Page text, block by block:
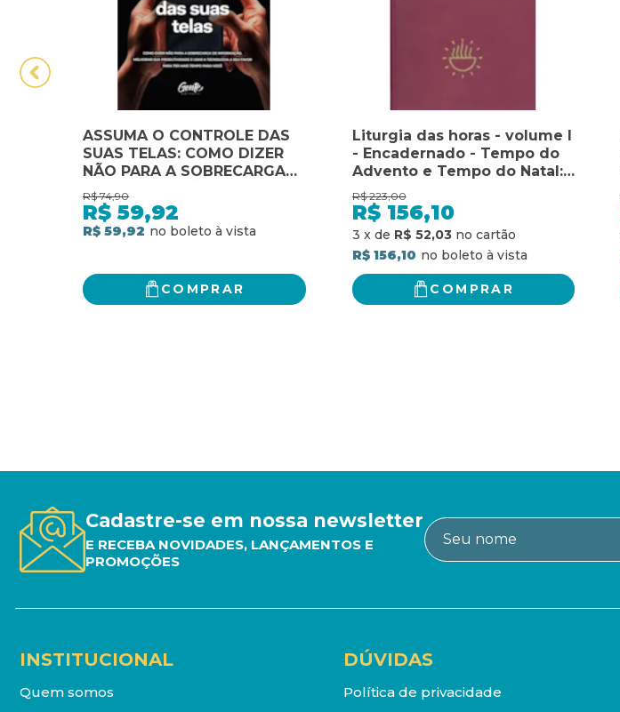
ASSUMA O CONTROLE DAS
SUAS TELAS: COMO DIZER
NÃO PARA A SOBRECARGA
DE INFORMAÇÃO, MELHORAR
A PRODUTIVIDADE E USAR A
TECNOLOGIA A SEU FAVOR
PARA TER MAIS TEMPO PARA
R$ 74,90
R$ 59,92
R$ 59,92
COMPRAR
Liturgia das horas - volume I
- Encadernado - Tempo do
Advento e Tempo do Natal:
tempo do advento e tempo
do natal
R$ 223,00
R$ 156,10
3 x de R$ 52,03
R$ 156,10
COMPRAR
Cadastre-se em nossa newsletter
E RECEBA NOVIDADES, LANÇAMENTOS E
PROMOÇÕES
INSTITUCIONAL
Quem somos
DÚVIDAS
Política de privacidade